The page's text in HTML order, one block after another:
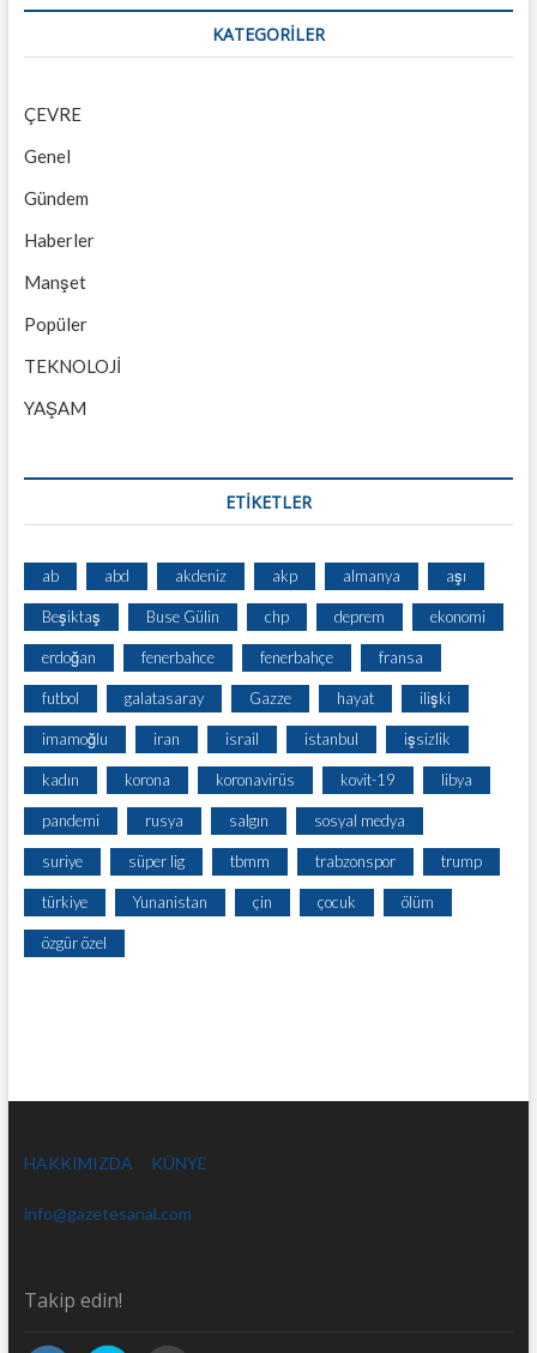
KATEGORILER
ÇEVRE
Genel
Gündem
Haberler
Manşet
Popüler
TEKNOLOJİ
YAŞAM
ETİKETLER
ab abd akdeniz akp almanya aşı
Beşiktaş Buse Gülin chp deprem ekonomi
erdoğan fenerbahce fenerbahçe fransa
futbol galatasaray Gazze hayat ilişki
imamoğlu iran israil istanbul işsizlik
kadın korona koronavirüs kovit-19 libya
pandemi rusya salgın sosyal medya
suriye süper lig tbmm trabzonspor trump
türkiye Yunanistan çin çocuk ölüm
özgür özel
HAKKIMIZDA KÜNYE
info@gazetesanal.com
Takip edin!